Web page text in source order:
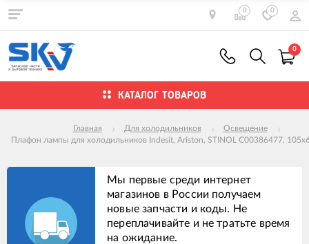
0 0
0
КАТАЛОГ ТОВАРОВ
Главная Для холодильников
Освещение
Плафон лампы для холодильников Indesit, Ariston, STINOL C00386477,
Мы первые среди интернет
магазинов в России получаем
новые запчасти и коды. Не
переплачивайте и не тратьте время
на ожидание.